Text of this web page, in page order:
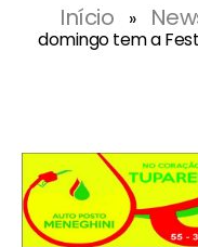
Início »
domingo tem a